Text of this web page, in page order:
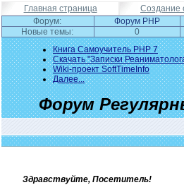
Главная страница Создание
Форум:
Форум PHP
Новые темы:
0
Книга Самоучитель PHP 7
Скачать "Записки
Wiki-проект SoftTimeInfo
Далее...
Форум
Здравствуйте, Посетитель!